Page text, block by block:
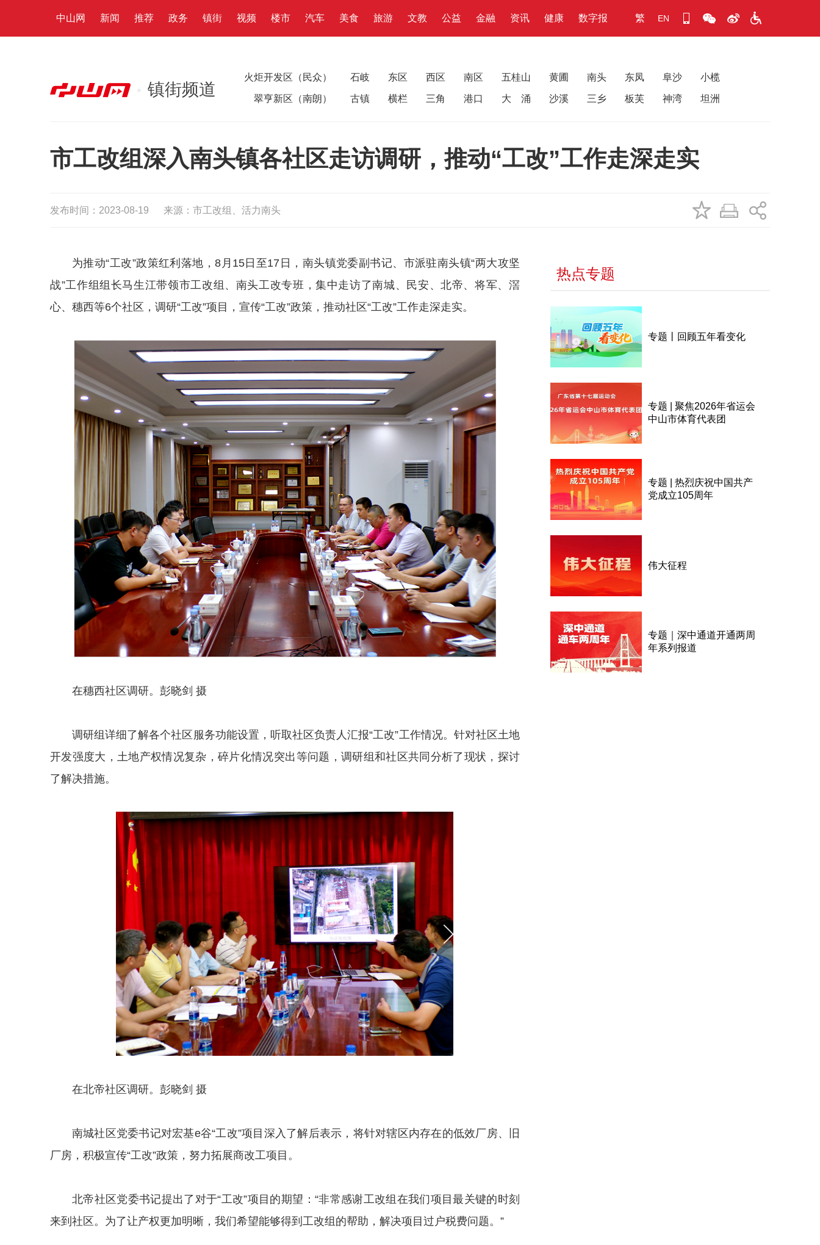
中山网 新闻 推荐 政务 镇街 视频 楼市 汽车 美食 旅游 文教 公益 金融 资讯 健康 数字报 繁 EN
镇街频道
火炬开发区（民众） 石岐 东区 西区 南区 五桂山 黄圃 南头 东凤 阜沙 小榄
翠亨新区（南朗） 古镇 横栏 三角 港口 大 涌 沙溪 三乡 板芙 神湾 坦洲
市工改组深入南头镇各社区走访调研，推动“工改”工作走深走实
发布时间：2023-08-19 来源：市工改组、活力南头
为推动“工改”政策红利落地，8月15日至17日，南头镇党委副书记、市派驻南头镇“两大攻坚
战”工作组组长马生江带领市工改组、南头工改专班，集中走访了南城、民安、北帝、将军、滘
心、穗西等6个社区，调研“工改”项目，宣传“工改”政策，推动社区“工改”工作走深走实。
在穗西社区调研。彭晓剑 摄
调研组详细了解各个社区服务功能设置，听取社区负责人汇报“工改”工作情况。针对社区土地
开发强度大，土地产权情况复杂，碎片化情况突出等问题，调研组和社区共同分析了现状，探讨
了解决措施。
在北帝社区调研。彭晓剑 摄
南城社区党委书记对宏基e谷“工改”项目深入了解后表示，将针对辖区内存在的低效厂房、旧
厂房，积极宣传“工改”政策，努力拓展商改工项目。
北帝社区党委书记提出了对于“工改”项目的期望：“非常感谢工改组在我们项目最关键的时刻
来到社区。为了让产权更加明晰，我们希望能够得到工改组的帮助，解决项目过户税费问题。”
热点专题
专题丨回顾五年看变化
专题 | 聚焦2026年省运会
中山市体育代表团
专题 | 热烈庆祝中国共产
党成立105周年
伟大征程
专题｜深中通道开通两周
年系列报道